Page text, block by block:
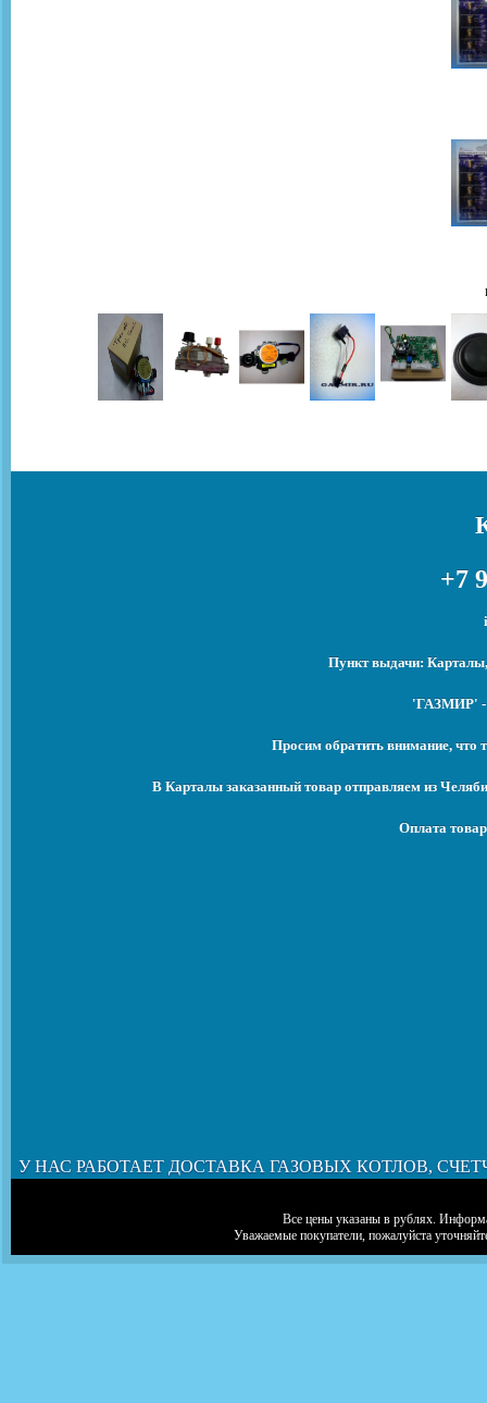
+7
Пункт выдачи:
'ГАЗМИР' -
Просим обратить внимание, что
В Карталы заказанный товар отправляем из
Оплата
У НАС РАБОТАЕТ ДОСТАВКА ГАЗОВЫХ КОТЛОВ,
Все цены указаны в рублях.
Уважаемые покупатели, пожалуйста